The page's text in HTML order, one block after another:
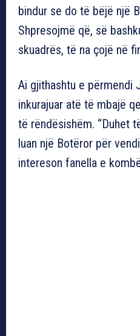
bindur se do të bëjë një
Shpresojmë që, së
skuadrës, të na çojë në
Ai gjithashtu e përmendi
inkurajuar atë të mbajë
të rëndësishëm. “Duhet
luan një Botëror për
intereson fanella e